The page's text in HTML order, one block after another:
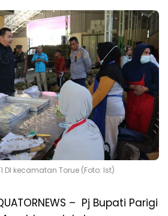
DI kecamatan Torue (Foto: Ist)
– Pj Bupati Parigi